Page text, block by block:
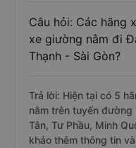
Câu hỏi: Các hãng
xe giường nằm đi
Thạnh - Sài Gòn?
Trả lời: Hiện tại có 5
nằm trên tuyến đường
Tân, Tư Phầu, Minh
khảo thêm thông tin